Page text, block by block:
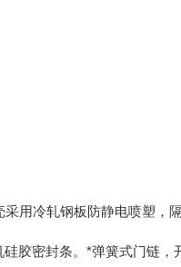
用冷轧钢板防静电喷塑，
胶密封条。*弹簧式门链，